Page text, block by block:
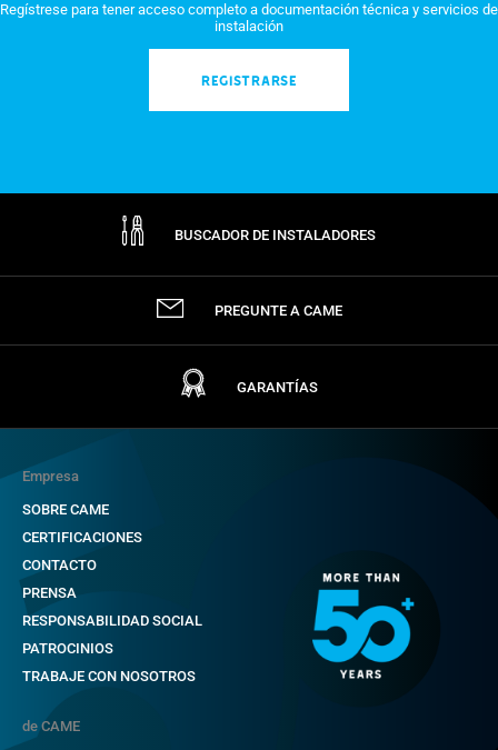
Regístrese para tener acceso completo a documentación técnica y servicios de
instalación
REGISTRARSE
BUSCADOR DE INSTALADORES
PREGUNTE A CAME
GARANTÍAS
Empresa
SOBRE CAME
CERTIFICACIONES
CONTACTO
PRENSA
RESPONSABILIDAD SOCIAL
PATROCINIOS
TRABAJE CON NOSOTROS
de CAME